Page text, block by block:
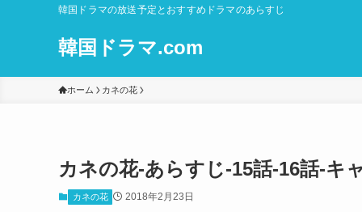
韓国ドラマの放送予定とおすすめドラマのあらすじ
韓国ドラマ.com
ホーム カネの花
カネの花-あらすじ-15話-16話-キ
カネの花 2018年2月23日